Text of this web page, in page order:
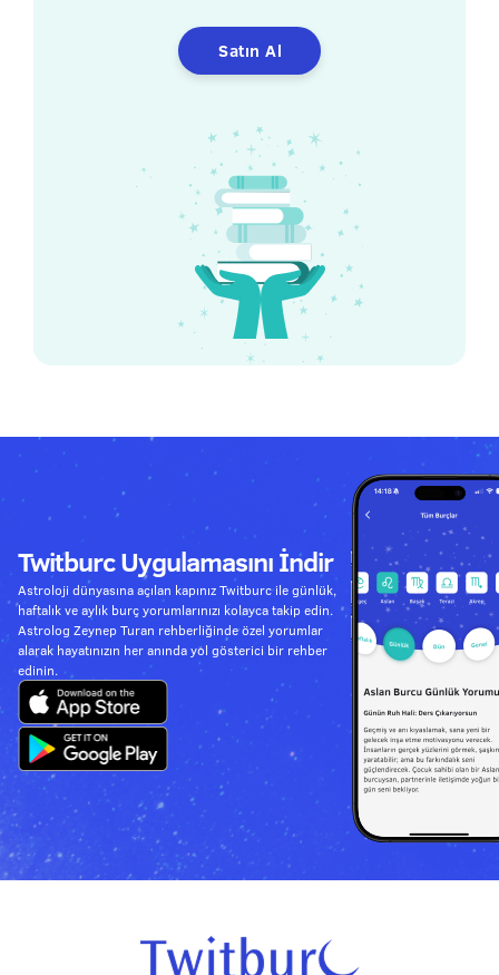
Satın Al
Twitburc Uygulamasını İndir
Astroloji dünyasına açılan kapınız Twitburc ile günlük,
haftalık ve aylık burç yorumlarınızı kolayca takip edin.
Astrolog Zeynep Turan rehberliğinde özel yorumlar
alarak hayatınızın her anında yol gösterici bir rehber
edinin.